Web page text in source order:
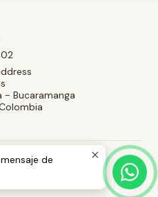
- Bucaramanga
de